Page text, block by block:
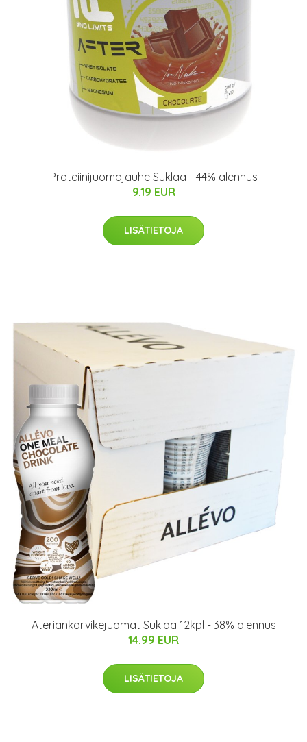
Proteiinijuomajauhe Suklaa - 44% alennus
9.19 EUR
LISÄTIETOJA
Ateriankorvikejuomat Suklaa 12kpl - 38% alennus
14.99 EUR
LISÄTIETOJA